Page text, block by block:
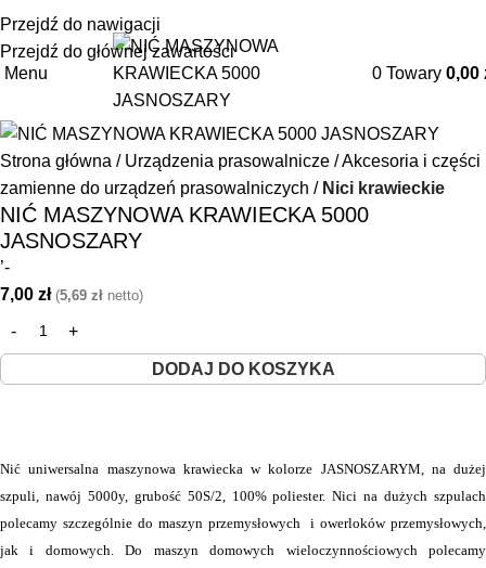
Przejdź do nawigacji
Przejdź do głównej zawartości
+48 85 653 93 55
Menu 0 Towary 0,00
Strona główna Urządzenia prasowalnicze
Akcesoria i części
zamienne do urządzeń prasowalniczych
Nici krawieckie
NIĆ MASZYNOWA KRAWIECKA 5000
JASNOSZARY
’-
7,00 zł (5,69 zł netto)
DODAJ DO KOSZYKA
Nić uniwersalna maszynowa krawiecka w kolorze JASNOSZARYM, na dużej
szpuli, nawój 5000y, grubość 50S/2, 100% poliester. Nici na dużych szpulach
polecamy szczególnie do maszyn przemysłowych i owerloków przemysłowych,
jak i domowych. Do maszyn domowych wieloczynnościowych polecamy